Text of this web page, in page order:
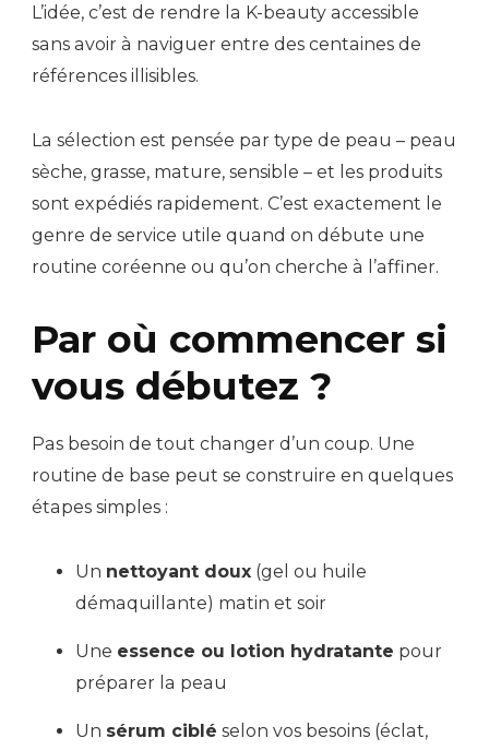
L’idée, c’est de rendre la K-beauty accessible
sans avoir à naviguer entre des centaines de
références illisibles.
La sélection est pensée par type de peau – peau
sèche, grasse, mature, sensible – et les produits
sont expédiés rapidement. C’est exactement le
genre de service utile quand on débute une
routine coréenne ou qu’on cherche à l’affiner.
Par où commencer si
vous débutez ?
Pas besoin de tout changer d’un coup. Une
routine de base peut se construire en quelques
étapes simples :
Un nettoyant doux (gel ou huile
démaquillante) matin et soir
Une essence ou lotion hydratante pour
préparer la peau
Un sérum ciblé selon vos besoins (éclat,